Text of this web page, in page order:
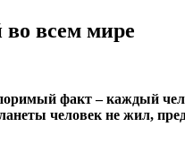
во всем мире
факт – каждый
человек не жил,